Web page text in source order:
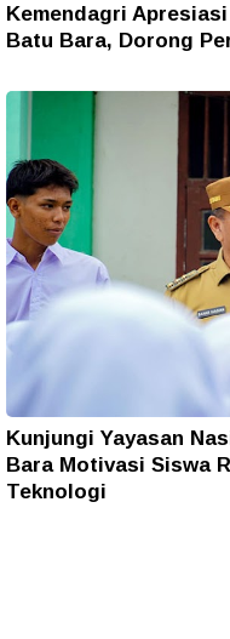
Kemendagri
Batu Bara, Dorong
Kunjungi Yayasan
Bara Motivasi Siswa
Teknologi